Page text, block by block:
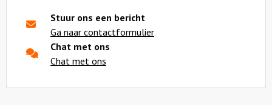
Stuur ons een bericht
Ga naar contactformulier
Chat met ons
Chat met ons